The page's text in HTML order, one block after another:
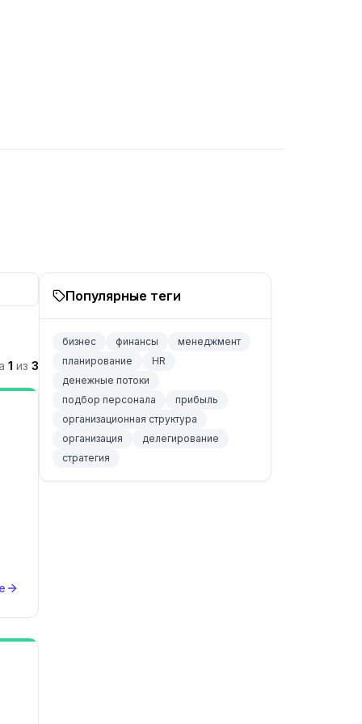
1 из 3
Популярные теги
бизнес финансы
менеджмент
планирование
HR
денежные потоки
подбор персонала
прибыль
организационная структура
организация
делегирование
стратегия